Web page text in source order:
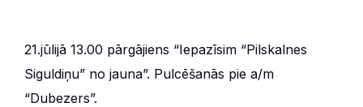
21.jūlijā 13.00 pārgājiens “Iepazīsim “Pilskalnes
Siguldiņu” no jauna”. Pulcēšanās pie a/m
“Dubezers”.